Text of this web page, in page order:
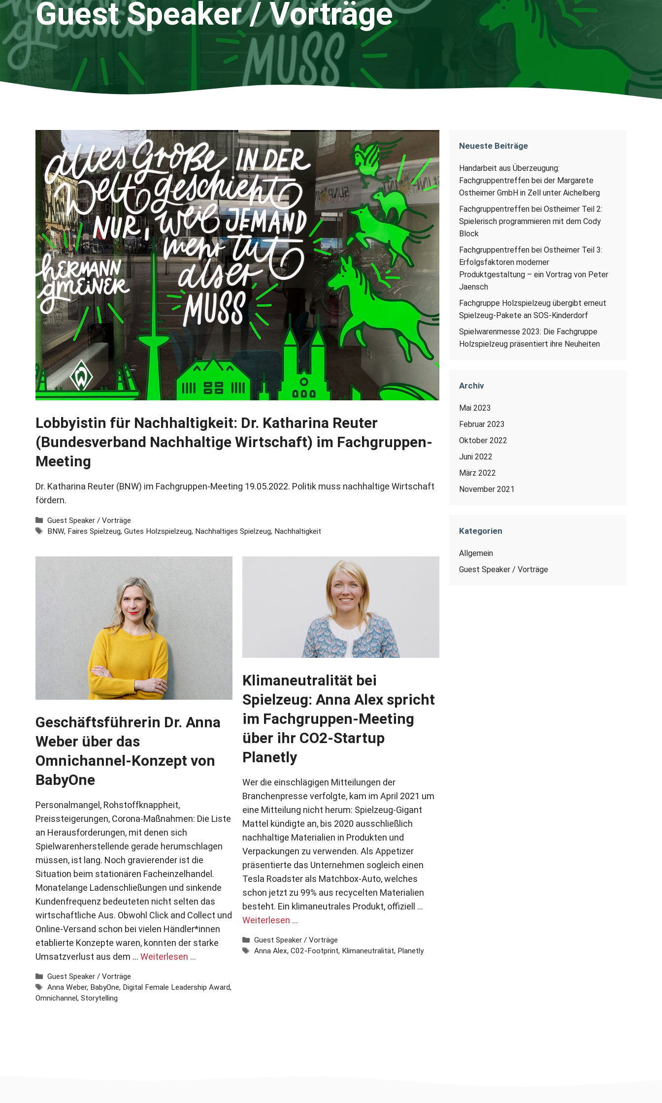
Guest Speaker / Vorträge
Lobbyistin für Nachhaltigkeit: Dr. Katharina Reuter
(Bundesverband Nachhaltige Wirtschaft) im Fachgruppen-
Meeting
Dr. Katharina Reuter (BNW) im Fachgruppen-Meeting 19.05.2022. Politik muss nachhaltige Wirtschaft
fördern.
Kategorien
Guest Speaker / Vorträge
Schlagwörter
BNW, Faires Spielzeug,Gutes Holzspielzeug, Nachhaltiges Spielzeug, Nachhaltigkeit
Geschäftsführerin Dr. Anna
Weber über das
Omnichannel-Konzept von
BabyOne
Personalmangel, Rohstoffknappheit,
Preissteigerungen, Corona-Maßnahmen: Die Liste
an Herausforderungen, mit denen sich
Spielwarenherstellende gerade herumschlagen
müssen, ist lang. Noch gravierender ist die
Situation beim stationären Facheinzelhandel.
Monatelange Ladenschließungen und sinkende
Kundenfrequenz bedeuteten nicht selten das
wirtschaftliche Aus. Obwohl Click and Collect und
Online-Versand schon bei vielen Händler*innen
etablierte Konzepte waren, konnten der starke
Umsatzverlust aus dem … Weiterlesen …
Kategorien
Guest Speaker / Vorträge
Schlagwörter
Anna Weber, BabyOne, Digital Female Leadership Award,
Omnichannel , Storytelling
Klimaneutralität bei
Spielzeug: Anna Alex spricht
im Fachgruppen-Meeting
über ihr CO2-Startup
Planetly
Wer die einschlägigen Mitteilungen der
Branchenpresse verfolgte, kam im April 2021 um
eine Mitteilung nicht herum: Spielzeug-Gigant
Mattel kündigte an, bis 2020 ausschließlich
nachhaltige Materialien in Produkten und
Verpackungen zu verwenden. Als Appetizer
präsentierte das Unternehmen sogleich einen
Tesla Roadster als Matchbox-Auto, welches
schon jetzt zu 99% aus recycelten Materialien
besteht. Ein klimaneutrales Produkt, offiziell …
Weiterlesen …
Kategorien
Guest Speaker / Vorträge
Schlagwörter
Anna Alex,C02-Footprint, Klimaneutralität, Planetly
Neueste Beiträge
Handarbeit aus Überzeugung:
Fachgruppentreffen bei der Margarete
Ostheimer GmbH in Zell unter Aichelberg
Fachgruppentreffen bei Ostheimer Teil 2:
Spielerisch programmieren mit dem Cody
Block
Fachgruppentreffen bei Ostheimer Teil 3:
Erfolgsfaktoren moderner
Produktgestaltung – ein Vortrag von Peter
Jaensch
Fachgruppe Holzspielzeug übergibt erneut
Spielzeug-Pakete an SOS-Kinderdorf
Spielwarenmesse 2023: Die Fachgruppe
Holzspielzeug präsentiert ihre Neuheiten
Archiv
Mai 2023
Februar 2023
Oktober 2022
Juni 2022
März 2022
November 2021
Kategorien
Allgemein
Guest Speaker / Vorträge